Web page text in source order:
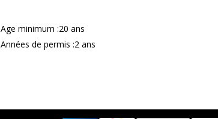
Age minimum :20 ans
Années de permis :2 ans